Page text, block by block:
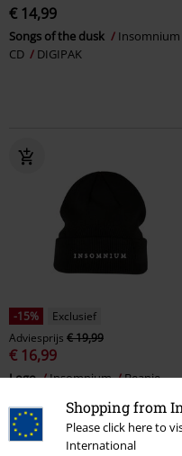
Shopping from
Please click here to
International
€ 14,99
Songs of the dusk
Insomnium
CD
DIGIPAK
-15%
Exclusief
Adviesprijs € 19,99
€ 16,99
Logo Insomnium Beanie